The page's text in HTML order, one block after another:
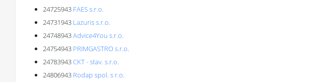
24725943 FAES s.r.o.
24731943 Lazuris s.r.o.
24748943Advice4You s.r.o.
24754943 PRIMGASTRO s.r.o.
24783943CKT - stav. s.r.o.
24806943 Rodap spol. s r.o.